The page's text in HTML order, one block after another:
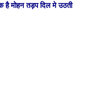
है मोहन तड़प दिल मे उठती